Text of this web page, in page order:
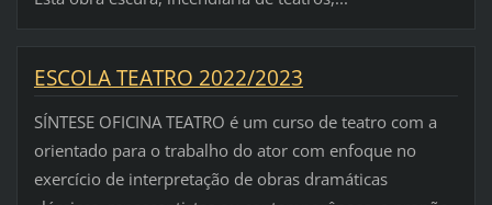
ESCOLA TEATRO 2022/2023
SÍNTESE OFICINA TEATRO é um curso de teatro com a
orientado para o trabalho do ator com enfoque no
exercício de interpretação de obras dramáticas